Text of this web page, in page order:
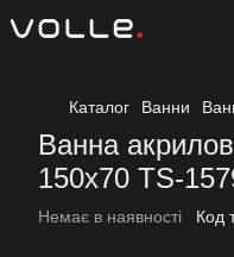
Каталог Ванни
Ванна
150x70 TS-
Немає в наявності Код